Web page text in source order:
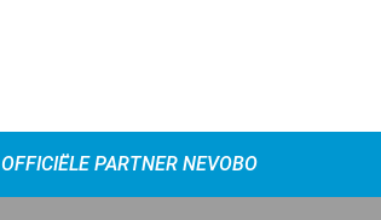
OFFICIËLE PARTNER NEVOBO